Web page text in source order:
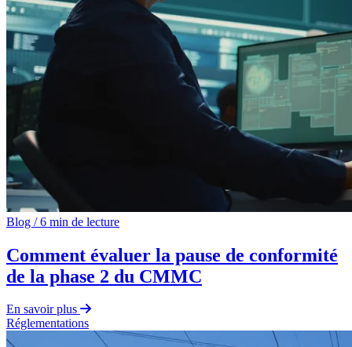
Blog /6 min de lecture
Comment évaluer la pause de conformité
de la phase 2 du CMMC
En savoir plus
Réglementations